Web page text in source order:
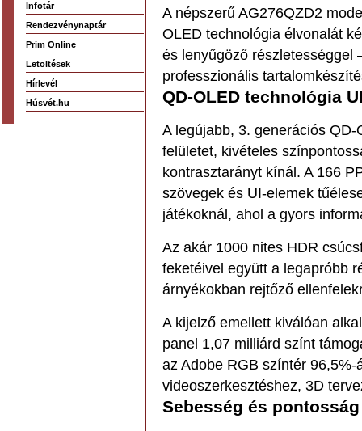
Infotár
Rendezvénynaptár
Prim Online
Letöltések
Hírlevél
Húsvét.hu
A népszerű AG276QZD2
OLED technológia élvonalát
és lenyűgöző részletességgel
professzionális
QD-OLED technológia
A legújabb, 3. generációs
felületet, kivételes
kontrasztarányt kínál. A 166
szövegek és UI-elemek
játékoknál, ahol a gyors
Az akár 1000 nites HDR
feketéivel együtt a legapróbb
árnyékokban rejtőző
A kijelző emellett kiválóan
panel 1,07 milliárd színt
az Adobe RGB színtér
videoszerkesztéshez, 3D
Sebesség és